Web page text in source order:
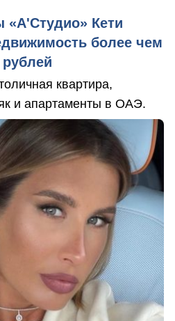
«А'Студио» Кети
более чем
квартира,
и апартаменты в ОАЭ.